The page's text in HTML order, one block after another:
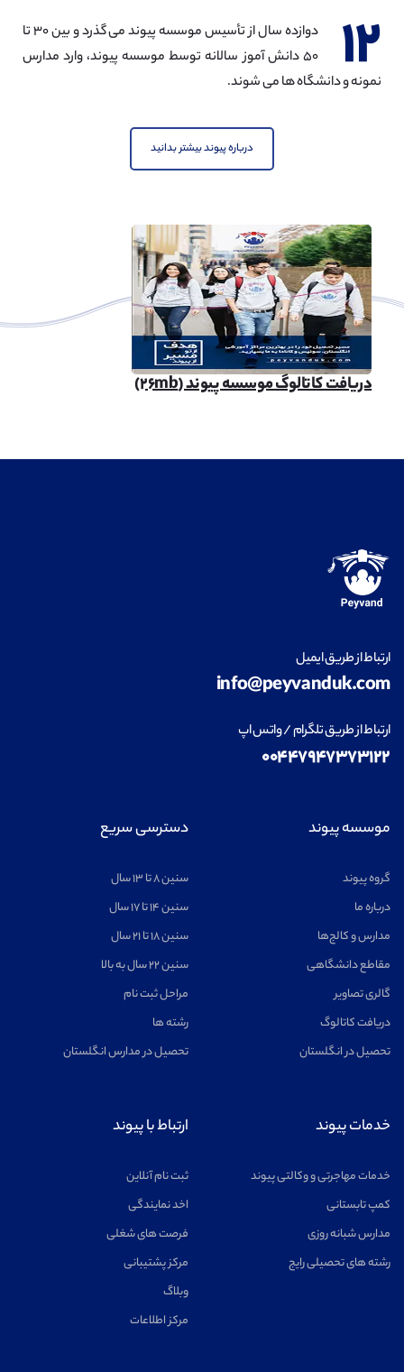
۱۲
دوازده سال از تأسیس موسسه پیوند می گذرد و بین ۳۰ تا
۵۰ دانش آموز سالانه توسط موسسه پیوند، وارد مدارس
نمونه و دانشگاه ها می شوند.
درباره پیوند بیشتر بدانید
دریافت کاتالوگ موسسه پیوند (۲۶mb)
ارتباط از طریق ایمیل
info@peyvanduk.com
ارتباط از طریق تلگرام / واتس اپ
۰۰۴۴۷۹۴۷۳۷۳۱۲۲
موسسه پیوند
گروه پیوند
درباره ما
مدارس و کالج‌ها
مقاطع دانشگاهی
گالری تصاویر
دریافت کاتالوگ
تحصیل در انگلستان
دسترسی سریع
سنین ۸ تا ۱۳ سال
سنین ۱۴ تا ۱۷ سال
سنین ۱۸ تا ۲۱ سال
سنین ۲۲ سال به بالا
مراحل ثبت نام
رشته ها
تحصیل در مدارس انگلستان
خدمات پیوند
خدمات مهاجرتی و وکالتی پیوند
کمپ تابستانی
مدارس شبانه روزی
رشته های تحصیلی رایج
ارتباط با پیوند
ثبت نام آنلاین
اخد نمایندگی
فرصت های شغلی
مرکز پشتیبانی
وبلاگ
مرکز اطلاعات